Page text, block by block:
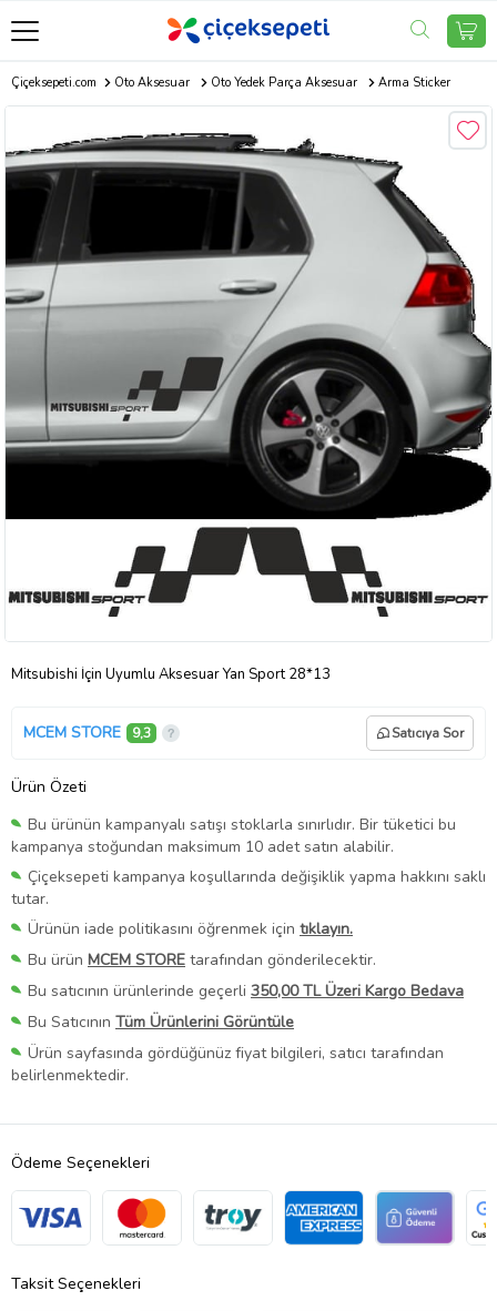
Çiçeksepeti.com Oto Aksesuar Oto Yedek Parça Aksesuar Arma Sticker
Mitsubishi İçin Uyumlu Aksesuar Yan Sport 28*13
MCEM STORE 9,3 Satıcıya Sor
Ürün Özeti
Bu ürünün kampanyalı satışı stoklarla sınırlıdır. Bir tüketici bu
kampanya stoğundan maksimum 10 adet satın alabilir.
Çiçeksepeti kampanya koşullarında değişiklik yapma hakkını saklı
tutar.
Ürünün iade politikasını öğrenmek için tıklayın.
Bu ürün MCEM STORE tarafından gönderilecektir.
Bu satıcının ürünlerinde geçerli 350,00 TL Üzeri Kargo Bedava
Bu Satıcının Tüm Ürünlerini Görüntüle
Ürün sayfasında gördüğünüz fiyat bilgileri, satıcı tarafından
belirlenmektedir.
Ödeme Seçenekleri
Taksit Seçenekleri